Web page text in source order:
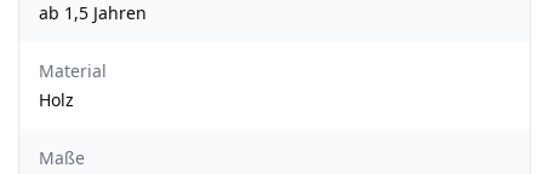
ab 1,5 Jahren
Material
Holz
Maße